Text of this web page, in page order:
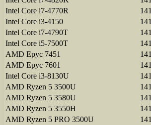
Intel Core i7-4770R
141
Intel Core i3-4150
141
Intel Core i7-4790T
141
Intel Core i5-7500T
141
AMD Epyc 7451
141
AMD Epyc 7601
141
Intel Core i3-8130U
141
AMD Ryzen 5 3500U
141
AMD Ryzen 5 3580U
141
AMD Ryzen 5 3550H
141
AMD Ryzen 5 PRO 3500U
141